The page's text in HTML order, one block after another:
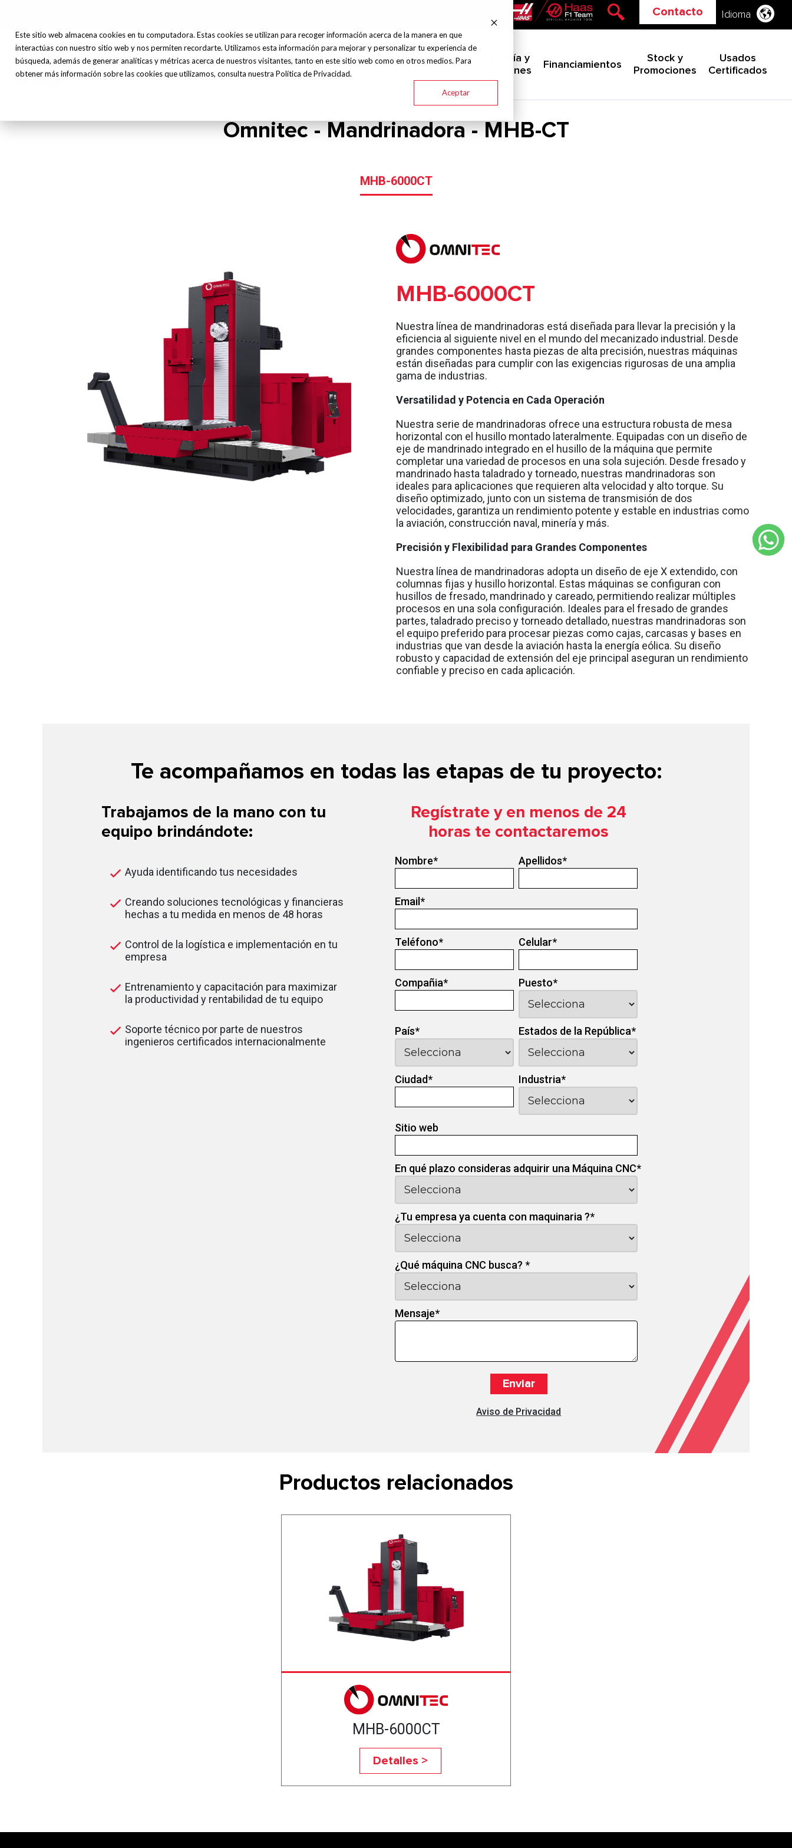
Este sitio web almacena cookies en tu computadora. Estas cookies se utilizan para recoger información acerca de la manera en que
interactúas con nuestro sitio web y nos permiten recordarte. Utilizamos esta información para mejorar y personalizar tu experiencia de
búsqueda, además de generar analíticas y métricas acerca de nuestros visitantes, tanto en este sitio web como en otros medios. Para
obtener más información sobre las cookies que utilizamos, consulta nuestra Política de Privacidad.
Aceptar
Contacto Idioma
Inicio Nosotros
Máquinas y
Herramientas
Marcas Industrias
Servicio
Ingeniería y
aplicaciones
Financiamientos
Stock y
Promociones
Usados
Certificados
Omnitec - Mandrinadora - MHB-CT
MHB-6000CT
MHB-6000CT
Nuestra línea de mandrinadoras está diseñada para llevar la precisión y la
eficiencia al siguiente nivel en el mundo del mecanizado industrial. Desde
grandes componentes hasta piezas de alta precisión, nuestras máquinas
están diseñadas para cumplir con las exigencias rigurosas de una amplia
gama de industrias.
Versatilidad y Potencia en Cada Operación
Nuestra serie de mandrinadoras ofrece una estructura robusta de mesa
horizontal con el husillo montado lateralmente. Equipadas con un diseño de
eje de mandrinado integrado en el husillo de la máquina que permite
completar una variedad de procesos en una sola sujeción. Desde fresado y
mandrinado hasta taladrado y torneado, nuestras mandrinadoras son
ideales para aplicaciones que requieren alta velocidad y alto torque. Su
diseño optimizado, junto con un sistema de transmisión de dos
velocidades, garantiza un rendimiento potente y estable en industrias como
la aviación, construcción naval, minería y más.
Precisión y Flexibilidad para Grandes Componentes
Nuestra línea de mandrinadoras adopta un diseño de eje X extendido, con
columnas fijas y husillo horizontal. Estas máquinas se configuran con
husillos de fresado, mandrinado y careado, permitiendo realizar múltiples
procesos en una sola configuración. Ideales para el fresado de grandes
partes, taladrado preciso y torneado detallado, nuestras mandrinadoras son
el equipo preferido para procesar piezas como cajas, carcasas y bases en
industrias que van desde la aviación hasta la energía eólica. Su diseño
robusto y capacidad de extensión del eje principal aseguran un rendimiento
confiable y preciso en cada aplicación.
Te acompañamos en todas las etapas de tu proyecto:
Trabajamos de la mano con tu
equipo brindándote:
Ayuda identificando tus necesidades
Creando soluciones tecnológicas y financieras
hechas a tu medida en menos de 48 horas
Control de la logística e implementación en tu
empresa
Entrenamiento y capacitación para maximizar
la productividad y rentabilidad de tu equipo
Soporte técnico por parte de nuestros
ingenieros certificados internacionalmente
Regístrate y en menos de 24
horas te contactaremos
Nombre* Apellidos*
Email*
Teléfono* Celular*
Compañia* Puesto*
País* Estados de la República*
Ciudad* Industria*
Sitio web
En qué plazo consideras adquirir una Máquina CNC*
¿Tu empresa ya cuenta con maquinaria ?*
¿Qué máquina CNC busca?*
Mensaje*
Aviso de Privacidad
Productos relacionados
MHB-6000CT
Detalles >